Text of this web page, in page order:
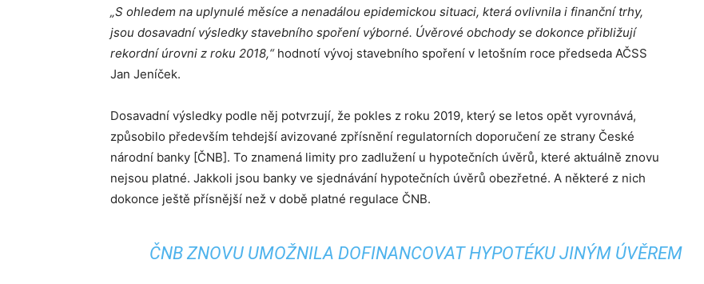
„S ohledem na uplynulé měsíce a nenadálou epidemickou situaci, která ovlivnila i finanční trhy,
jsou dosavadní výsledky stavebního spoření výborné. Úvěrové obchody se dokonce přibližují
rekordní úrovni z roku 2018,“hodnotí vývoj stavebního spoření v letošním roce předseda AČSS
Jan Jeníček.
Dosavadní výsledky podle něj potvrzují, že pokles z roku 2019, který se letos opět vyrovnává,
způsobilo především tehdejší avizované zpřísnění regulatorních doporučení ze strany České
národní banky [ČNB]. To znamená limity pro zadlužení u hypotečních úvěrů, které aktuálně znovu
nejsou platné. Jakkoli jsou banky ve sjednávání hypotečních úvěrů obezřetné. A některé z nich
dokonce ještě přísnější než v době platné regulace ČNB.
ČNB ZNOVU UMOŽNILA DOFINANCOVAT HYPOTÉKU JINÝM ÚVĚREM